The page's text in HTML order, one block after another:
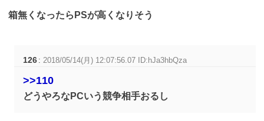
箱無くなったらPSが高くなりそう
126 : 2018/05/14(月) 12:07:56.07 ID:hJa3hbQza
>>110
どうやろなPCいう競争相手おるし